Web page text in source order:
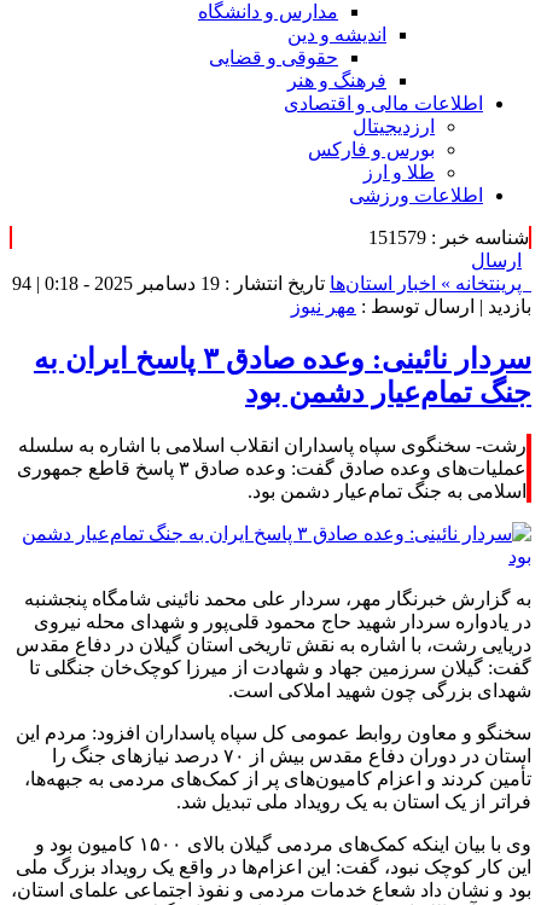
مدارس و دانشگاه
اندیشه و دین
حقوقی و قضایی
فرهنگ و هنر
اطلاعات مالی و اقتصادی
ارزدیجیتال
بورس و فارکس
طلا و ارز
اطلاعات ورزشی
شناسه خبر : 151579
ارسال
پرینتخانه » اخبار استان‌ها تاریخ انتشار : 19 دسامبر 2025 - 0:18 |
94
بازدید | ارسال توسط : مهر نیوز
سردار نائینی: وعده صادق ۳ پاسخ ایران به
جنگ تمام‌عیار دشمن بود
رشت- سخنگوی سپاه پاسداران انقلاب اسلامی با اشاره به سلسله
عملیات‌های وعده صادق گفت: وعده صادق ۳ پاسخ قاطع جمهوری
اسلامی به جنگ تمام‌عیار دشمن بود.
به گزارش خبرنگار مهر، سردار علی محمد نائینی شامگاه پنجشنبه
در یادواره سردار شهید حاج محمود قلی‌پور و شهدای محله نیروی
دریایی رشت، با اشاره به نقش تاریخی استان گیلان در دفاع مقدس
گفت: گیلان سرزمین جهاد و شهادت از میرزا کوچک‌خان جنگلی تا
شهدای بزرگی چون شهید املاکی است.
سخنگو و معاون روابط عمومی کل سپاه پاسداران افزود: مردم این
استان در دوران دفاع مقدس بیش از ۷۰ درصد نیازهای جنگ را
تأمین کردند و اعزام کامیون‌های پر از کمک‌های مردمی به جبهه‌ها،
فراتر از یک استان به یک رویداد ملی تبدیل شد.
وی با بیان اینکه کمک‌های مردمی گیلان بالای ۱۵۰۰ کامیون بود و
این کار کوچک نبود، گفت: این اعزام‌ها در واقع یک رویداد بزرگ ملی
بود و نشان داد شعاع خدمات مردمی و نفوذ اجتماعی علمای استان،